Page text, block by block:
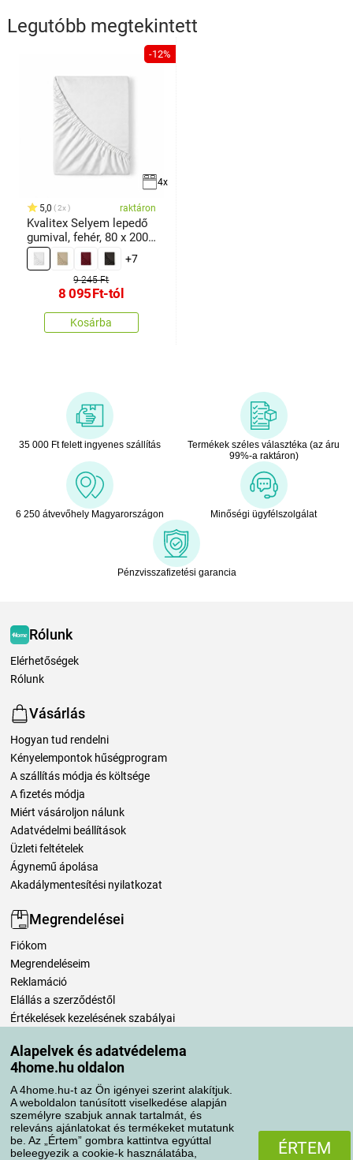
Alapelvek és adatvédelema
4home.hu oldalon
A 4home.hu-t az Ön igényei szerint alakítjuk.
A weboldalon tanúsított viselkedése alapján
személyre szabjuk annak tartalmát, és
releváns ajánlatokat és termékeket mutatunk
be. Az „Értem” gombra kattintva egyúttal
beleegyezik a cookie-k használatába,
ÉRTEM
Legutóbb megtekintett
-12%
4x
5,0 2x raktáron
Kvalitex Selyem lepedő
gumival, fehér, 80 x 200
cm
+7
9 245 Ft
8 095Ft-tól
Kosárba
35 000 Ft felett ingyenes szállítás
Termékek széles választéka (az áru
99%-a raktáron)
6 250 átvevőhely Magyarországon Minőségi ügyfélszolgálat
Pénzvisszafizetési garancia
Rólunk
Elérhetőségek
Rólunk
Vásárlás
Hogyan tud rendelni
Kényelempontok hűségprogram
A szállítás módja és költsége
A fizetés módja
Miért vásároljon nálunk
Adatvédelmi beállítások
Üzleti feltételek
Ágynemű ápolása
Akadálymentesítési nyilatkozat
Megrendelései
Fiókom
Megrendeléseim
Reklamáció
Elállás a szerződéstől
Értékelések kezelésének szabályai
Szállítási módok
Fizetési módok